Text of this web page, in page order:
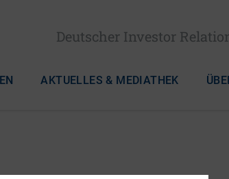
Deutscher Investor
AKTUELLES & MEDIATHEK